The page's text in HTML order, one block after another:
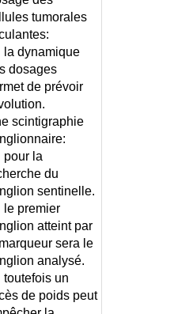
DE
tumorales
dynamique
dosages
de prévoir
scintigraphie
la
du
sentinelle.
premier
atteint par
sera le
analysé.
un
de poids peut